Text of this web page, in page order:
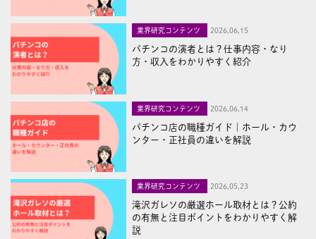
業界研究コンテンツ 2026,06,15
パチンコの演者とは？仕事内容・なり
方・収入をわかりやすく紹介
業界研究コンテンツ 2026,06,14
パチンコ店の職種ガイド｜ホール・カウ
ンター・正社員の違いを解説
業界研究コンテンツ 2026,05,23
滝沢ガレソの厳選ホール取材とは？公約
の有無と注目ポイントをわかりやすく解
説